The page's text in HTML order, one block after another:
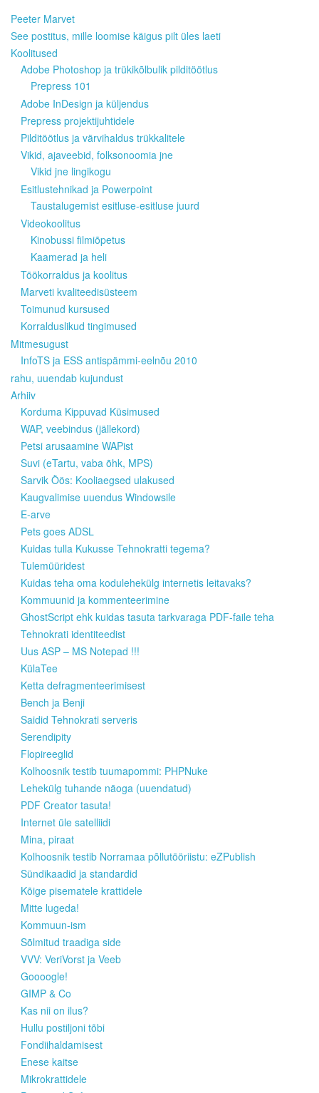
Peeter Marvet
See postitus, mille loomise käigus pilt üles laeti
Koolitused
Adobe Photoshop ja trükikõlbulik pilditöötlus
Prepress 101
Adobe InDesign ja küljendus
Prepress projektijuhtidele
Pilditöötlus ja värvihaldus trükkalitele
Vikid, ajaveebid, folksonoomia jne
Vikid jne lingikogu
Esitlustehnikad ja Powerpoint
Taustalugemist esitluse-esitluse juurd
Videokoolitus
Kinobussi filmiõpetus
Kaamerad ja heli
Töökorraldus ja koolitus
Marveti kvaliteedisüsteem
Toimunud kursused
Korralduslikud tingimused
Mitmesugust
InfoTS ja ESS antispämmi-eelnõu 2010
rahu, uuendab kujundust
Arhiiv
Korduma Kippuvad Küsimused
WAP, veebindus (jällekord)
Petsi arusaamine WAPist
Suvi (eTartu, vaba õhk, MPS)
Sarvik Öös: Kooliaegsed ulakused
Kaugvalimise uuendus Windowsile
E-arve
Pets goes ADSL
Kuidas tulla Kukusse Tehnokratti tegema?
Tulemüüridest
Kuidas teha oma kodulehekülg internetis leitavaks?
Kommuunid ja kommenteerimine
GhostScript ehk kuidas tasuta tarkvaraga PDF-faile teha
Tehnokrati identiteedist
Uus ASP – MS Notepad !!!
KülaTee
Ketta defragmenteerimisest
Bench ja Benji
Saidid Tehnokrati serveris
Serendipity
Flopireeglid
Kolhoosnik testib tuumapommi: PHPNuke
Lehekülg tuhande näoga (uuendatud)
PDF Creator tasuta!
Internet üle satelliidi
Mina, piraat
Kolhoosnik testib Norramaa põllutööriistu: eZPublish
Sündikaadid ja standardid
Kõige pisematele krattidele
Mitte lugeda!
Kommuun-ism
Sõlmitud traadiga side
VVV: VeriVorst ja Veeb
Goooogle!
GIMP & Co
Kas nii on ilus?
Hullu postiljoni tõbi
Fondiihaldamisest
Enese kaitse
Mikrokrattidele